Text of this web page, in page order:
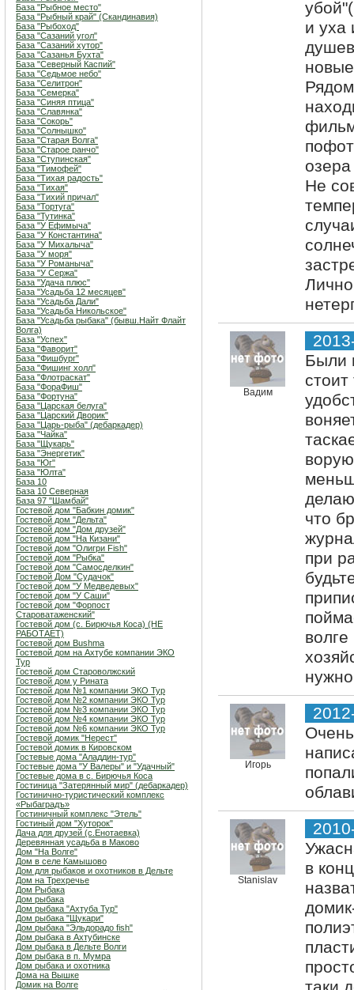
База "Рыбное место"
База "Рыбный край" (Скандинавия)
База "Рыбоход"
База "Сазаний угол"
База "Сазаний хутор"
База "Сазанья Бухта"
База "Северный Каспий"
База "Седьмое небо"
База "Селитрон"
База "Семерка"
База "Синяя птица"
База "Славянка"
База "Сокорь"
База "Солнышко"
База "Старая Волга"
База "Старое ранчо"
База "Ступинская"
База "Тимофей"
База "Тихая радость"
База "Тихая"
База "Тихий причал"
База "Тортуга"
База "Тутинка"
База "У Ефимыча"
База "У Константина"
База "У Михалыча"
База "У моря"
База "У Романыча"
База "У Сержа"
База "Удача плюс"
База "Усадьба 12 месяцев"
База "Усадьба Дали"
База "Усадьба Никольское"
База "Усадьба рыбака" (бывш.Найт Флайт
Волга)
База "Успех"
База "Фаворит"
База "Фишбург"
База "Фишинг холл"
База "Флотраскат"
База "ФораФиш"
База "Фортуна"
База "Царская белуга"
База "Царский Дворик"
База "Царь-рыба" (дебаркадер)
База "Чайка"
База "Щукарь"
База "Энергетик"
База "Юг"
База "Юлта"
База 10
База 10 Северная
База 97 "Шамбай"
Гостевой дом "Бабкин домик"
Гостевой дом "Дельта"
Гостевой дом "Дом друзей"
Гостевой дом "На Кизани"
Гостевой дом "Олигри Fish"
Гостевой дом "Рыбка"
Гостевой дом "Самосделкин"
Гостевой Дом "Судачок"
Гостевой дом "У Медведевых"
Гостевой дом "У Саши"
Гостевой дом "Форпост
Староватаженский"
Гостевой дом (с. Бирючья Коса) (НЕ
РАБОТАЕТ)
Гостевой дом Bushma
Гостевой дом на Ахтубе компании ЭКО
Тур
Гостевой дом Староволжский
Гостевой дом у Рината
Гостевой дом №1 компании ЭКО Тур
Гостевой дом №2 компании ЭКО Тур
Гостевой дом №3 компании ЭКО Тур
Гостевой дом №4 компании ЭКО Тур
Гостевой дом №6 компании ЭКО Тур
Гостевой домик "Нерест"
Гостевой домик в Кировском
Гостевые дома "Аладдин-тур"
Гостевые дома "У Валеры" и "Удачный"
Гостевые дома в с. Бирючья Коса
Гостиница "Затерянный мир" (дебаркадер)
Гостинично-туристический комплекс
«Рыбаградъ»
Гостиничный комплекс "Этель"
Гостиный дом "Хуторок"
Дача для друзей (с.Енотаевка)
Деревянная усадьба в Маково
Дом "На Волге"
Дом в селе Камышово
Дом для рыбаков и охотников в Дельте
Дом на Трехречье
Дом Рыбака
Дом рыбака
Дом рыбака "Ахтуба Тур"
Дом рыбака "Щукари"
Дом рыбака "Эльдорадо fish"
Дом рыбака в Ахтубинске
Дом рыбака в Дельте Волги
Дом рыбака в п. Мумра
Дом рыбака и охотника
Дома на Вышке
Домик на Волге
и уха
Не
Вадим
Были
что
при
Игорь
Stanislav
в